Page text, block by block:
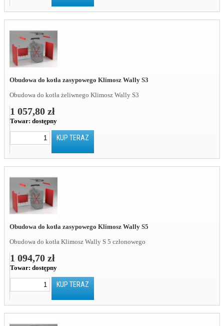
Obudowa do kotła zasypowego Klimosz Wally S3
Obudowa do kotła żeliwnego Klimosz Wally S3
1 057,80 zł
Towar: dostępny
KUP TERAZ
Obudowa do kotła zasypowego Klimosz Wally S5
Obudowa do kotła Klimosz Wally S 5 członowego
1 094,70 zł
Towar: dostępny
KUP TERAZ